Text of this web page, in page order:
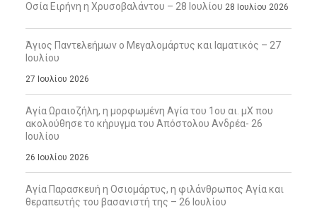
Οσία Ειρήνη η Χρυσοβαλάντου – 28 Ιουλίου 28 Ιουλίου 2026
Άγιος Παντελεήμων ο Μεγαλομάρτυς και Ιαματικός – 27
Ιουλίου
27 Ιουλίου 2026
Αγία Ωραιοζήλη, η μορφωμένη Αγία του 1ου αι. μΧ που
ακολούθησε το κήρυγμα του Απόστολου Ανδρέα- 26
Ιουλίου
26 Ιουλίου 2026
Αγία Παρασκευή η Οσιομάρτυς, η φιλάνθρωπος Αγία και
θεραπευτής του βασανιστή της – 26 Ιουλίου